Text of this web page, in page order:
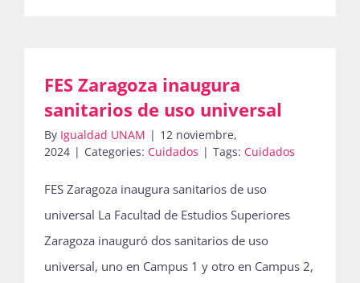
FES Zaragoza inaugura
sanitarios de uso universal
By Igualdad UNAM | 12 noviembre,
2024 | Categories: Cuidados | Tags: Cuidados
FES Zaragoza inaugura sanitarios de uso
universal La Facultad de Estudios Superiores
Zaragoza inauguró dos sanitarios de uso
universal, uno en Campus 1 y otro en Campus 2,